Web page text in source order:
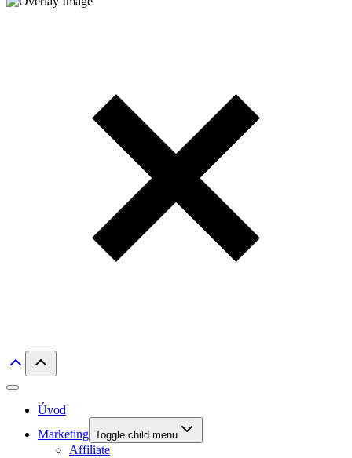
Úvod
Marketing Toggle child menu
Affiliate